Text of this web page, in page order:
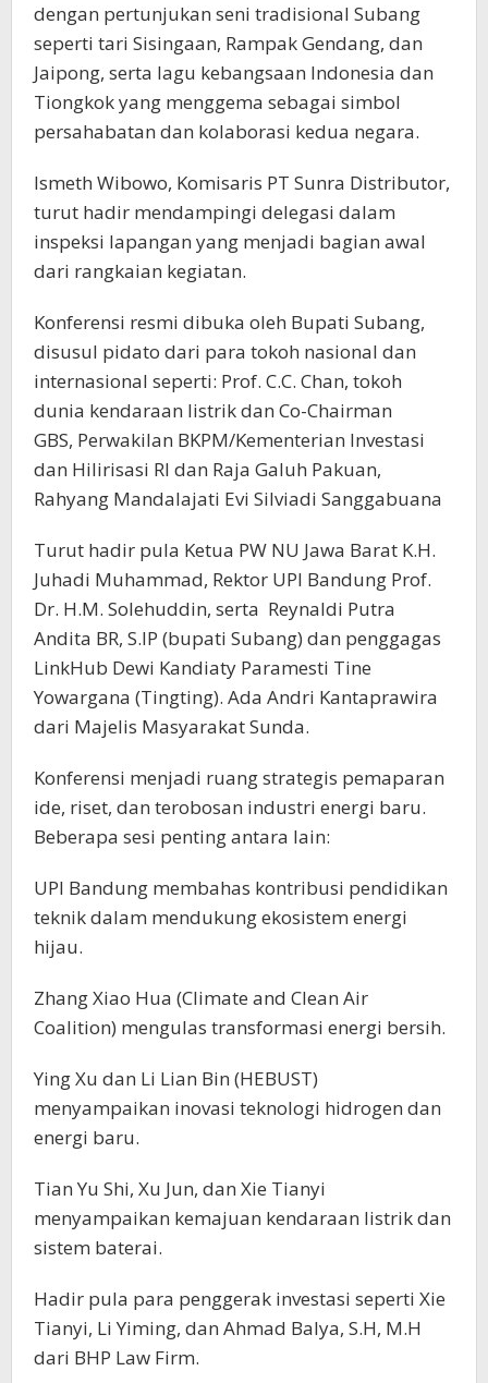
dengan pertunjukan seni tradisional Subang
seperti tari Sisingaan, Rampak Gendang, dan
Jaipong, serta lagu kebangsaan Indonesia dan
Tiongkok yang menggema sebagai simbol
persahabatan dan kolaborasi kedua negara.
Ismeth Wibowo, Komisaris PT Sunra Distributor,
turut hadir mendampingi delegasi dalam
inspeksi lapangan yang menjadi bagian awal
dari rangkaian kegiatan.
Konferensi resmi dibuka oleh Bupati Subang,
disusul pidato dari para tokoh nasional dan
internasional seperti: Prof. C.C. Chan, tokoh
dunia kendaraan listrik dan Co-Chairman
GBS, Perwakilan BKPM/Kementerian Investasi
dan Hilirisasi RI dan Raja Galuh Pakuan,
Rahyang Mandalajati Evi Silviadi Sanggabuana
Turut hadir pula Ketua PW NU Jawa Barat K.H.
Juhadi Muhammad, Rektor UPI Bandung Prof.
Dr. H.M. Solehuddin, serta Reynaldi Putra
Andita BR, S.IP (bupati Subang) dan penggagas
LinkHub Dewi Kandiaty Paramesti Tine
Yowargana (Tingting). Ada Andri Kantaprawira
dari Majelis Masyarakat Sunda.
Konferensi menjadi ruang strategis pemaparan
ide, riset, dan terobosan industri energi baru.
Beberapa sesi penting antara lain:
UPI Bandung membahas kontribusi pendidikan
teknik dalam mendukung ekosistem energi
hijau.
Zhang Xiao Hua (Climate and Clean Air
Coalition) mengulas transformasi energi bersih.
Ying Xu dan Li Lian Bin (HEBUST)
menyampaikan inovasi teknologi hidrogen dan
energi baru.
Tian Yu Shi, Xu Jun, dan Xie Tianyi
menyampaikan kemajuan kendaraan listrik dan
sistem baterai.
Hadir pula para penggerak investasi seperti Xie
Tianyi, Li Yiming, dan Ahmad Balya, S.H, M.H
dari BHP Law Firm.